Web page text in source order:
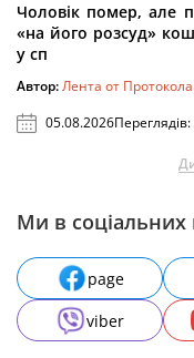
Чоловік помер, але
«на його розсуд»
у сп
Автор:Лента от Протокола
05.08.2026Переглядів:
Ми в соціальних
page
viber